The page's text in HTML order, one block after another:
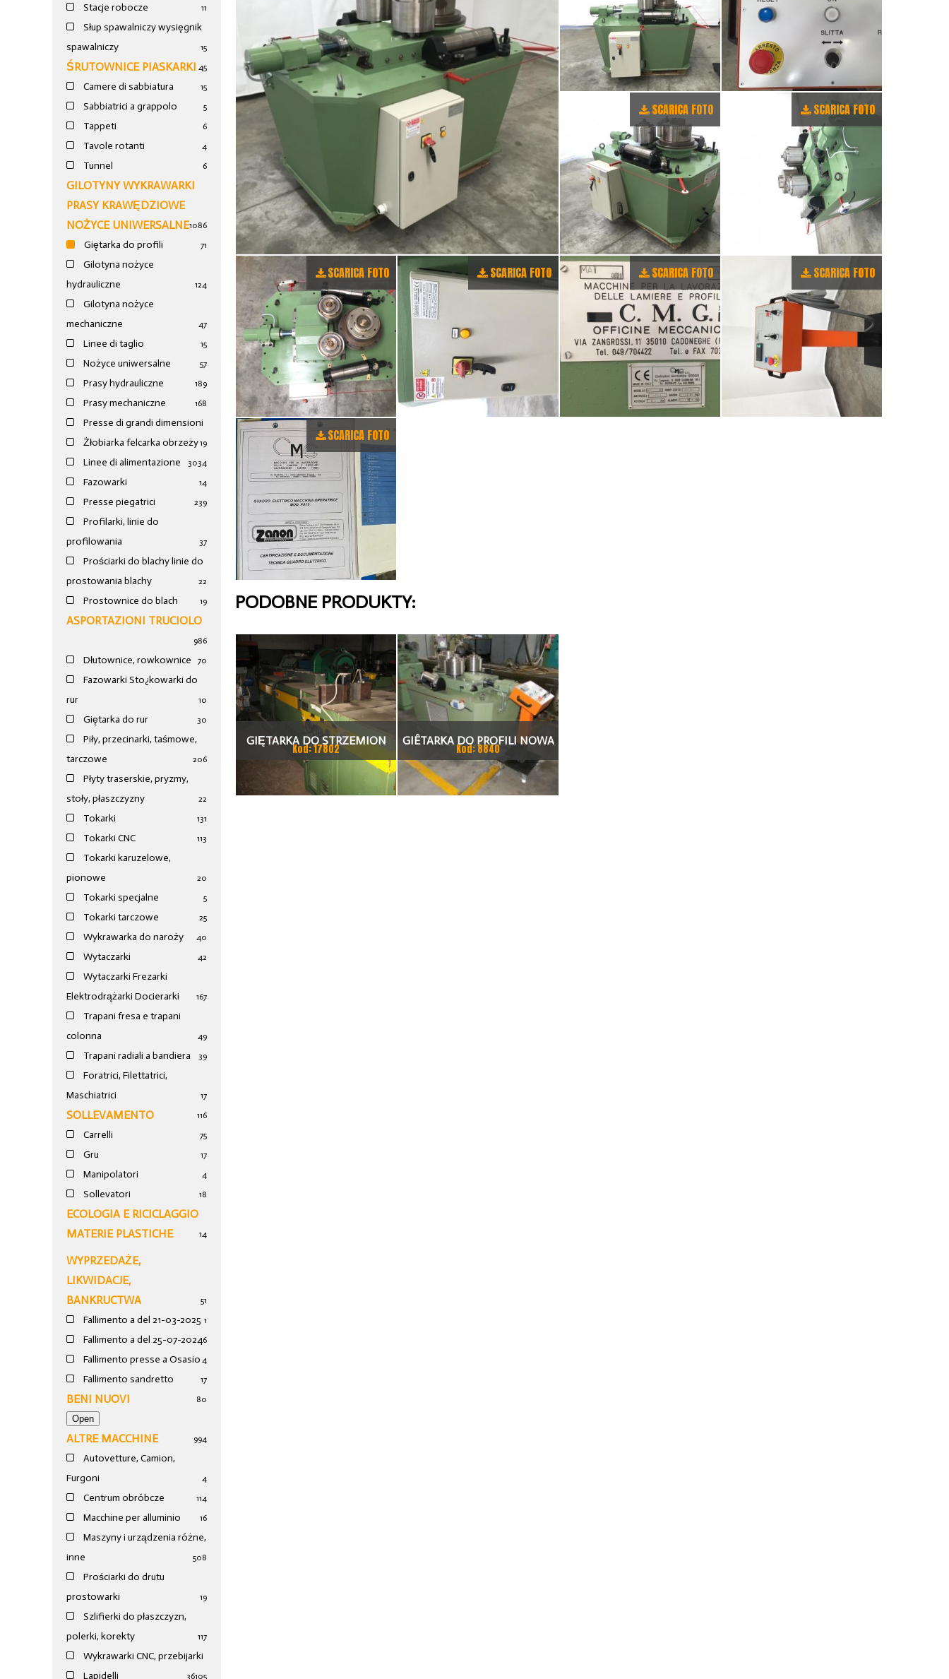
Stacje robocze 11
Słup spawalniczy wysięgnik
spawalniczy
15
ŚRUTOWNICE PIASKARKI 45
Camere di sabbiatura 15
Sabbiatrici a grappolo 5
Tappeti 6
Tavole rotanti 4
Tunnel 6
GILOTYNY WYKRAWARKI
PRASY KRAWĘDZIOWE
NOŻYCE UNIWERSALNE1086
Giętarka do profili 71
Gilotyna nożyce
hydrauliczne
124
Gilotyna nożyce
mechaniczne
47
Linee di taglio 15
Nożyce uniwersalne 57
Prasy hydrauliczne 189
Prasy mechaniczne 168
Presse di grandi dimensioni
19
Żłobiarka felcarka obrzeży
34
Linee di alimentazione 30
Fazowarki 14
Presse piegatrici 239
Profilarki, linie do
profilowania
37
Prościarki do blachy linie do
prostowania blachy
22
Prostownice do blach 19
ASPORTAZIONI TRUCIOLO
986
Dłutownice, rowkownice 70
Fazowarki Sto¿kowarki do
rur
10
Giętarka do rur 30
Piły, przecinarki, taśmowe,
tarczowe
206
Płyty traserskie, pryzmy,
stoły, płaszczyzny
22
Tokarki 131
Tokarki CNC 113
Tokarki karuzelowe,
pionowe
20
Tokarki specjalne 5
Tokarki tarczowe 25
Wykrawarka do naroży 40
Wytaczarki 42
Wytaczarki Frezarki
Elektrodrążarki Docierarki
167
Trapani fresa e trapani
colonna
49
Trapani radiali a bandiera 39
Foratrici, Filettatrici,
Maschiatrici
17
SOLLEVAMENTO 116
Carrelli 75
Gru 17
Manipolatori 4
Sollevatori 18
ECOLOGIA E RICICLAGGIO
MATERIE PLASTICHE
14
WYPRZEDAŻE,
LIKWIDACJE,
BANKRUCTWA
51
Fallimento a del 21-03-2025 1
Fallimento a del 25-07-20246
Fallimento presse a Osasio 4
Fallimento sandretto 17
BENI NUOVI 80
ALTRE MACCHINE 994
Autovetture, Camion,
Furgoni
4
Centrum obróbcze 114
Macchine per alluminio 16
Maszyny i urządzenia różne,
inne
508
Prościarki do drutu
prostowarki
19
Szlifierki do płaszczyzn,
polerki, korekty
117
Wykrawarki CNC, przebijarki
105
Lapidelli 36
SCARICA FOTO SCARICA FOTO
SCARICA FOTO SCARICA FOTO SCARICA FOTO SCARICA FOTO
SCARICA FOTO
PODOBNE PRODUKTY:
GIĘTARKA DO STRZEMION
S.I.M.A.S.V.
Kod: 17802
GIÊTARKA DO PROFILI NOWA
GMG PA 10
Kod: 8840